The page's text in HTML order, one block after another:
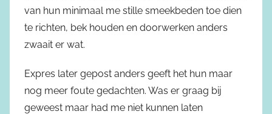
van hun minimaal me stille smeekbeden toe dien
te richten, bek houden en doorwerken anders
zwaait er wat.
Expres later gepost anders geeft het hun maar
nog meer foute gedachten. Was er graag bij
geweest maar had me niet kunnen laten